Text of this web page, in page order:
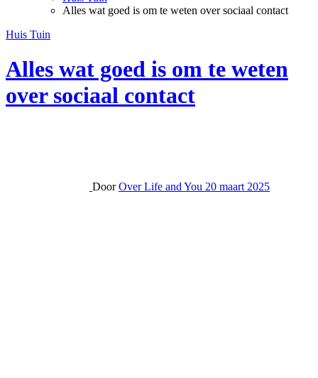
Alles wat goed is om te weten over sociaal contact
Huis Tuin
Alles wat goed is om te weten
over sociaal contact
DoorOver Life and You 20 maart 2025